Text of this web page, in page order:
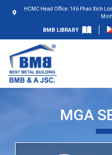
HCMC Head Office: 146 Phan Xich
BMB LIBRARY
MGA